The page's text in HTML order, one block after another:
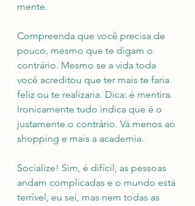
mente.
Compreenda que você precisa de
pouco, mesmo que te digam o
contrário. Mesmo se a vida toda
você acreditou que ter mais te faria
feliz ou te realizaria. Dica: é mentira.
Ironicamente tudo indica que é o
justamente o contrário. Vá menos ao
shopping e mais a academia.
Socialize! Sim, é difícil, as pessoas
andam complicadas e o mundo está
terrível, eu sei, mas nem todas as